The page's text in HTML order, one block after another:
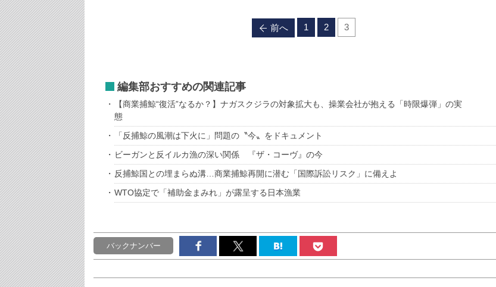
前へ 1 2 3
編集部おすすめの関連記事
【商業捕鯨“復活”なるか？】ナガスクジラの対象拡大も、操業会社が抱える「時限爆弾」の実
態
「反捕鯨の風潮は下火に」問題の〝今〟をドキュメント
ビーガンと反イルカ漁の深い関係 『ザ・コーヴ』の今
反捕鯨国との埋まらぬ溝…商業捕鯨再開に潜む「国際訴訟リスク」に備えよ
WTO協定で「補助金まみれ」が露呈する日本漁業
バックナンバー